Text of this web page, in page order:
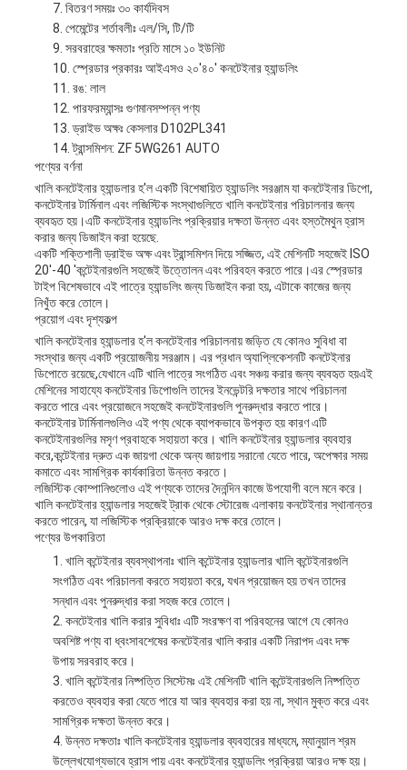
বিতরণ সময়ঃ ৩০ কার্যদিবস
পেমেন্টের শর্তাবলীঃ এল/সি, টি/টি
সরবরাহের ক্ষমতাঃ প্রতি মাসে ১০ ইউনিট
স্প্রেডার প্রকারঃ আইএসও ২০'৪০' কনটেইনার হ্যান্ডলিং
রঙ: লাল
পারফরম্যান্সঃ গুণমানসম্পন্ন পণ্য
ড্রাইভ অক্ষঃ কেসলার D102PL341
ট্রান্সমিশন: ZF 5WG261 AUTO
পণ্যের বর্ণনা
খালি কনটেইনার হ্যান্ডলার হ'ল একটি বিশেষায়িত হ্যান্ডলিং সরঞ্জাম যা কনটেইনার ডিপো,
কনটেইনার টার্মিনাল এবং লজিস্টিক সংস্থাগুলিতে খালি কনটেইনার পরিচালনার জন্য
ব্যবহৃত হয়।এটি কনটেইনার হ্যান্ডলিং প্রক্রিয়ার দক্ষতা উন্নত এবং হস্তমৈথুন হ্রাস
করার জন্য ডিজাইন করা হয়েছে.
একটি শক্তিশালী ড্রাইভ অক্ষ এবং ট্রান্সমিশন দিয়ে সজ্জিত, এই মেশিনটি সহজেই ISO
20'-40 'কন্টেইনারগুলি সহজেই উত্তোলন এবং পরিবহন করতে পারে।এর স্প্রেডার
টাইপ বিশেষভাবে এই পাত্রে হ্যান্ডলিং জন্য ডিজাইন করা হয়, এটাকে কাজের জন্য
নিখুঁত করে তোলে।
প্রয়োগ এবং দৃশ্যকল্প
খালি কনটেইনার হ্যান্ডলার হ'ল কনটেইনার পরিচালনায় জড়িত যে কোনও সুবিধা বা
সংস্থার জন্য একটি প্রয়োজনীয় সরঞ্জাম। এর প্রধান অ্যাপ্লিকেশনটি কনটেইনার
ডিপোতে রয়েছে,যেখানে এটি খালি পাত্রে সংগঠিত এবং সঞ্চয় করার জন্য ব্যবহৃত হয়এই
মেশিনের সাহায্যে কনটেইনার ডিপোগুলি তাদের ইনভেন্টরি দক্ষতার সাথে পরিচালনা
করতে পারে এবং প্রয়োজনে সহজেই কনটেইনারগুলি পুনরুদ্ধার করতে পারে।
কনটেইনার টার্মিনালগুলিও এই পণ্য থেকে ব্যাপকভাবে উপকৃত হয় কারণ এটি
কনটেইনারগুলির মসৃণ প্রবাহকে সহায়তা করে। খালি কনটেইনার হ্যান্ডলার ব্যবহার
করে,কন্টেইনার দ্রুত এক জায়গা থেকে অন্য জায়গায় সরানো যেতে পারে, অপেক্ষার সময়
কমাতে এবং সামগ্রিক কার্যকারিতা উন্নত করতে।
লজিস্টিক কোম্পানিগুলোও এই পণ্যকে তাদের দৈনন্দিন কাজে উপযোগী বলে মনে করে।
খালি কনটেইনার হ্যান্ডলার সহজেই ট্রাক থেকে স্টোরেজ এলাকায় কনটেইনার স্থানান্তর
করতে পারেন, যা লজিস্টিক প্রক্রিয়াকে আরও দক্ষ করে তোলে।
পণ্যের উপকারিতা
খালি কন্টেইনার ব্যবস্থাপনাঃ খালি কন্টেইনার হ্যান্ডলার খালি কন্টেইনারগুলি
সংগঠিত এবং পরিচালনা করতে সহায়তা করে, যখন প্রয়োজন হয় তখন তাদের
সন্ধান এবং পুনরুদ্ধার করা সহজ করে তোলে।
কনটেইনার খালি করার সুবিধাঃ এটি সংরক্ষণ বা পরিবহনের আগে যে কোনও
অবশিষ্ট পণ্য বা ধ্বংসাবশেষের কনটেইনার খালি করার একটি নিরাপদ এবং দক্ষ
উপায় সরবরাহ করে।
খালি কন্টেইনার নিষ্পত্তি সিস্টেমঃ এই মেশিনটি খালি কন্টেইনারগুলি নিষ্পত্তি
করতেও ব্যবহার করা যেতে পারে যা আর ব্যবহার করা হয় না, স্থান মুক্ত করে এবং
সামগ্রিক দক্ষতা উন্নত করে।
উন্নত দক্ষতাঃ খালি কনটেইনার হ্যান্ডলার ব্যবহারের মাধ্যমে, ম্যানুয়াল শ্রম
উল্লেখযোগ্যভাবে হ্রাস পায় এবং কনটেইনার হ্যান্ডলিং প্রক্রিয়া আরও দক্ষ হয়।